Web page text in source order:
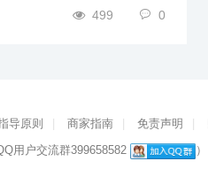
499 0
导原则 商家指南 免责声明
用户交流群399658582 ）